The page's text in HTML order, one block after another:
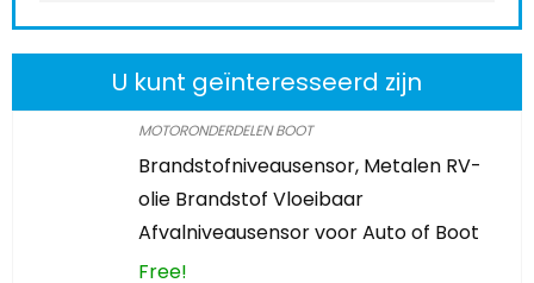
U kunt geïnteresseerd zijn
MOTORONDERDELEN BOOT
Brandstofniveausensor, Metalen RV-
olie Brandstof Vloeibaar
Afvalniveausensor voor Auto of Boot
Free!